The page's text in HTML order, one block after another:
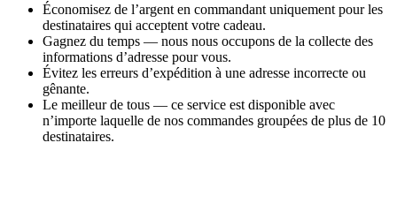
Économisez de l’argent en commandant uniquement pour les
destinataires qui acceptent votre cadeau.
Gagnez du temps — nous nous occupons de la collecte des
informations d’adresse pour vous.
Évitez les erreurs d’expédition à une adresse incorrecte ou
gênante.
Le meilleur de tous — ce service est disponible avec
n’importe laquelle de nos commandes groupées de plus de 10
destinataires.